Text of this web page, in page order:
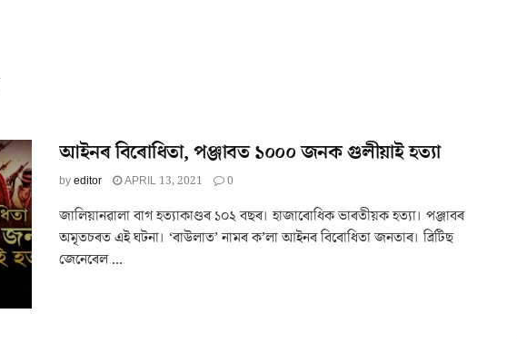
আইনৰ বিৰোধিতা, পঞ্জাবত ১০০০ জনক গুলীয়াই হত্যা
byeditor APRIL 13, 2021 0
জালিয়ানৱালা বাগ হত্যাকাণ্ডৰ ১০২ বছৰ। হাজাৰোধিক ভাৰতীয়ক হত্যা। পঞ্জাবৰ
অমৃতচৰত এই ঘটনা। ‘ৰাউলাত’ নামৰ ক’লা আইনৰ বিৰোধিতা জনতাৰ। ব্ৰিটিছ
জেনেৰেল ...